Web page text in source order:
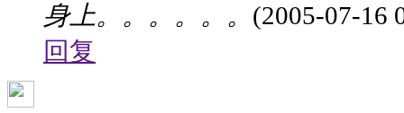
身上。。。。。。 (2005-07-16
回复